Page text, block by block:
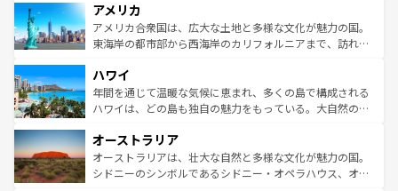
ンツ一覧を参照してほしい。
の建物がそのまま残る町や、スイスならではのユニークな
博物館もあり、アルプス観光だけでなく町歩きも満喫する
ことができる。国民の所得が高いため物価も高いが、旅行
ば市内交通費無料で観光を楽しむこともできる。 なお、新
着のスイス情報はコンテンツ一覧 を参照してほしい。
アメリカ
アメリカ合衆国は、広大な土地と多様な文化が魅力の国。
東海岸の都市部から西海岸のカリフォルニアまで、訪れる
のような巨大都市は、観光、ショッピング、エンターテイ
ンメントが詰まった刺激的なスポットだ。一方、アメリカ
西部には大自然が広がり、グランドキャニオンやイエロー
部のニューオーリンズでは、音楽と美食が融合した独特の
文化が魅力。旅行者はアメリカの各地域で異なる魅力を楽
しみながら、その多様性と豊かな歴史を感じることができ
ハワイ
年間を通じて温暖な気候に恵まれ、多くの島で構成される
ハワイは、どの島も独自の魅力をもっている。大自然の神
ワイ島は見逃せない。また、定番の観光地といえばオアフ
島だが、静かな自然を求めるならマウイ島やカウアイ島が
おすすめ。エメラルドグリーンに輝く海をはじめ、豊かな
オーストラリア
オーストラリアは、壮大な自然と多様な文化が魅力の国。
シドニーのシンボルであるシドニー・オペラハウス、オー